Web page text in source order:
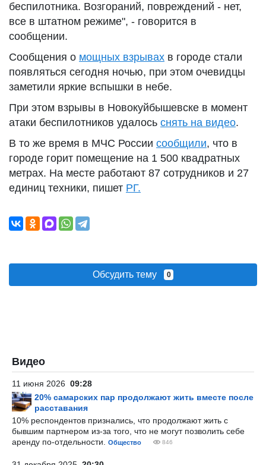
беспилотника. Возгораний, повреждений - нет,
все в штатном режиме", - говорится в
сообщении.
Сообщения о мощных взрывах в городе стали
появляться сегодня ночью, при этом очевидцы
заметили яркие вспышки в небе.
При этом взрывы в Новокуйбышевске в момент
атаки беспилотников удалось снять на видео.
В то же время в МЧС России сообщили, что в
городе горит помещение на 1 500 квадратных
метрах. На месте работают 87 сотрудников и 27
единиц техники, пишет РГ.
Обсудить тему 0
Видео
11 июня 2026 09:28
20% самарских пар продолжают жить вместе после
расставания
10% респондентов признались, что продолжают жить с
бывшим партнером из-за того, что не могут позволить себе
аренду по-отдельности.
Общество 846